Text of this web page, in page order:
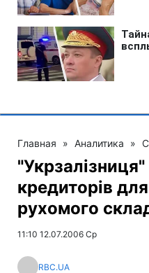
Главная » Аналитика »
кредиторів
рухомого
11:10 12.07.2006 Ср
RBC.UA